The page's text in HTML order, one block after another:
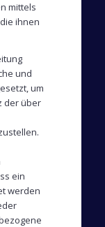
mittels
ihnen
und
um
der über
ein
werden